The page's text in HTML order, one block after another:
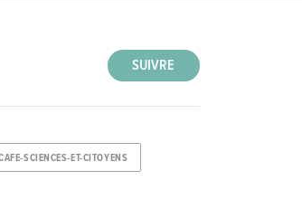
SUIVRE
SCIENCES-ET-CITOYENS